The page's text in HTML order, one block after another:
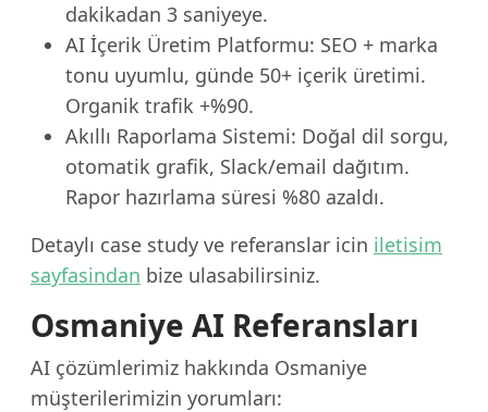
dakikadan 3 saniyeye.
AI İçerik Üretim Platformu: SEO + marka
tonu uyumlu, günde 50+ içerik üretimi.
Organik trafik +%90.
Akıllı Raporlama Sistemi: Doğal dil sorgu,
otomatik grafik, Slack/email dağıtım.
Rapor hazırlama süresi %80 azaldı.
Detaylı case study ve referanslar icin iletisim
sayfasindan bize ulasabilirsiniz.
Osmaniye AI Referansları
AI çözümlerimiz hakkında Osmaniye
müşterilerimizin yorumları: